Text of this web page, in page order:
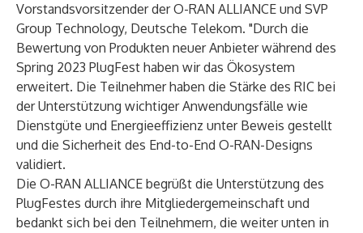
Vorstandsvorsitzender der O-RAN ALLIANCE und SVP
Group Technology, Deutsche Telekom. "Durch die
Bewertung von Produkten neuer Anbieter während des
Spring 2023 PlugFest haben wir das Ökosystem
erweitert. Die Teilnehmer haben die Stärke des RIC bei
der Unterstützung wichtiger Anwendungsfälle wie
Dienstgüte und Energieeffizienz unter Beweis gestellt
und die Sicherheit des End-to-End O-RAN-Designs
validiert.
Die O-RAN ALLIANCE begrüßt die Unterstützung des
PlugFestes durch ihre Mitgliedergemeinschaft und
bedankt sich bei den Teilnehmern, die weiter unten in